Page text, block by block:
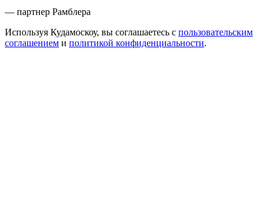
— партнер Рамблера
Используя Кудамоскоу, вы соглашаетесь с пользовательским
соглашением и политикой конфиденциальности.